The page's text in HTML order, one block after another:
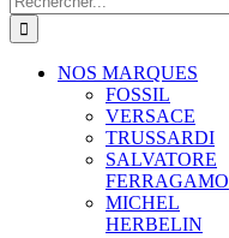
NOS MARQUES
FOSSIL
VERSACE
TRUSSARDI
SALVATORE
FERRAGAMO
MICHEL
HERBELIN